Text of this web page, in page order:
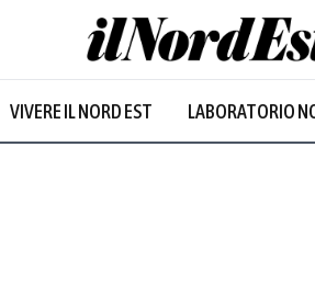
VIVERE IL NORD EST LABORATORIO